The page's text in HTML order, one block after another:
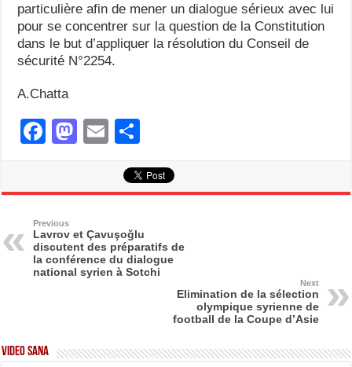
particulière afin de mener un dialogue sérieux avec lui
pour se concentrer sur la question de la Constitution
dans le but d’appliquer la résolution du Conseil de
sécurité N°2254.
A.Chatta
F
b
o
o
M
d
o
n
E
ail ar
Previous
Lavrov et Çavuşoğlu
discutent des préparatifs de
la conférence du dialogue
national syrien à Sotchi
Next
Elimination de la sélection
olympique syrienne de
football de la Coupe d’Asie
Video SANA